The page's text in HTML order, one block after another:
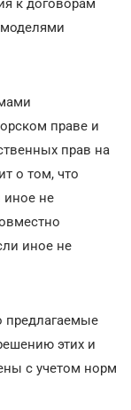
к договорам
праве и
прав на
о том, что
иное не
иное не
предлагаемые
этих и
с учетом норм